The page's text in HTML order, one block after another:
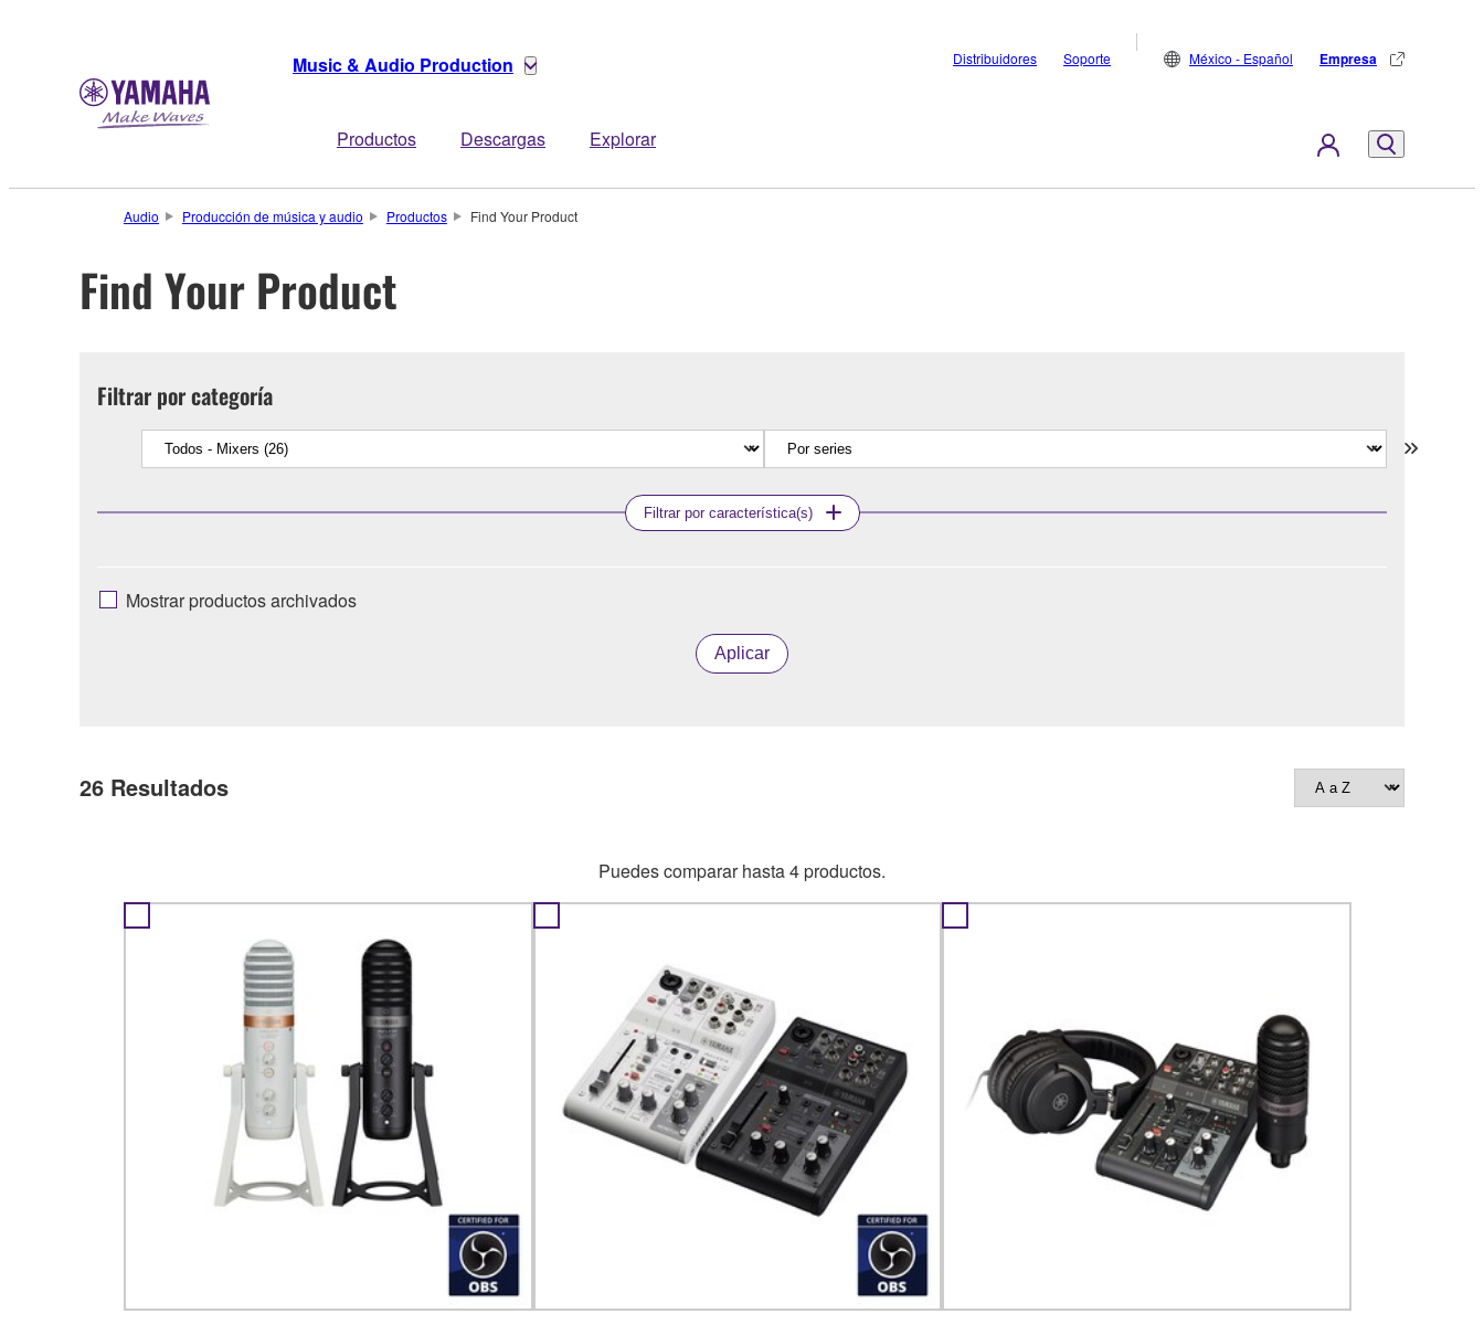
Music & Audio Production
Productos Descargas Explorar
Distribuidores Soporte México - Español Empresa
Audio Producción de música y audio Productos Find Your Product
Find Your Product
Filtrar por categoría
Filtrar por característica(s)
Mostrar productos archivados
Aplicar
26 Resultados
Puedes comparar hasta 4 productos.